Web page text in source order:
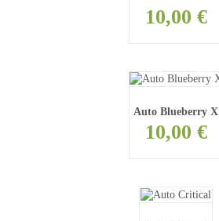
10,00 €
Auto Blueberry X
10,00 €